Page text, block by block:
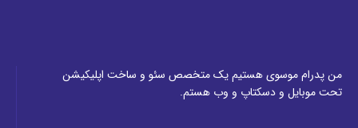
من پدرام موسوی هستیم یک متخصص سئو و ساخت اپلیکیشن
تحت موبایل و دسکتاپ و وب هستم.